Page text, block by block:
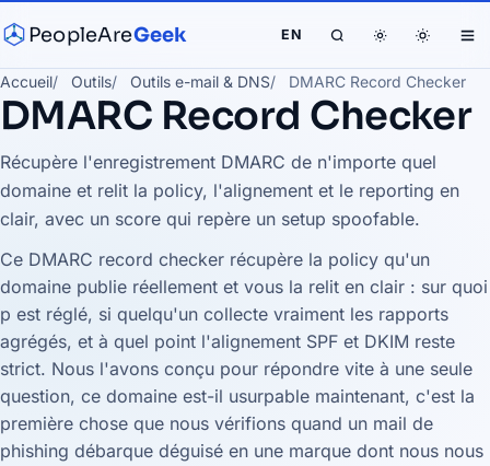
PeopleAreGeek EN
Accueil Outils Outils e-mail & DNS DMARC Record Checker
DMARC Record Checker
Récupère l'enregistrement DMARC de n'importe quel
domaine et relit la policy, l'alignement et le reporting en
clair, avec un score qui repère un setup spoofable.
Ce DMARC record checker récupère la policy qu'un
domaine publie réellement et vous la relit en clair : sur quoi
p est réglé, si quelqu'un collecte vraiment les rapports
agrégés, et à quel point l'alignement SPF et DKIM reste
strict. Nous l'avons conçu pour répondre vite à une seule
question, ce domaine est-il usurpable maintenant, c'est la
première chose que nous vérifions quand un mail de
phishing débarque déguisé en une marque dont nous nous